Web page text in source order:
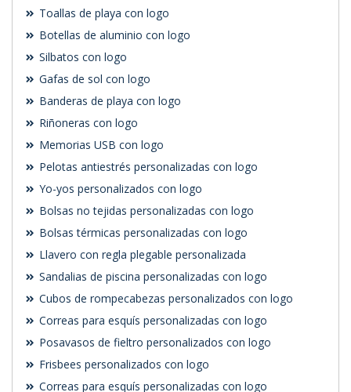
Toallas de playa con logo
Botellas de aluminio con logo
Silbatos con logo
Gafas de sol con logo
Banderas de playa con logo
Riñoneras con logo
Memorias USB con logo
Pelotas antiestrés personalizadas con logo
Yo-yos personalizados con logo
Bolsas no tejidas personalizadas con logo
Bolsas térmicas personalizadas con logo
Llavero con regla plegable personalizada
Sandalias de piscina personalizadas con logo
Cubos de rompecabezas personalizados con logo
Correas para esquís personalizadas con logo
Posavasos de fieltro personalizados con logo
Frisbees personalizados con logo
Correas para esquís personalizadas con logo